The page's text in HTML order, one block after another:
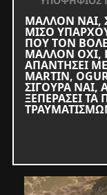
ΜΑΛΛΟΝ ΝΑΙ,
ΜΙΣΟ
ΠΟΥ ΤΟΝ
ΜΑΛΛΟΝ ΟΧΙ,
ΑΠΑΝΤΗΣΕΙ
MARTIN,
ΣΙΓΟΥΡΑ ΝΑΙ,
ΞΕΠΕΡΑΣΕΙ